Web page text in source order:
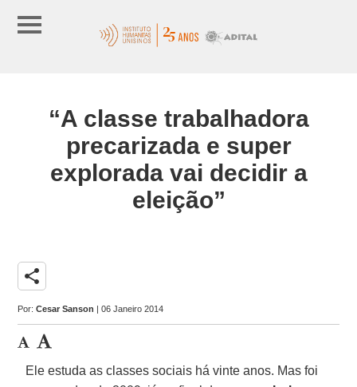
“A classe trabalhadora
precarizada e super
explorada vai decidir a
eleição”
share
Por:Cesar Sanson | 06 Janeiro 2014
Ele estuda as classes sociais há vinte anos. Mas foi